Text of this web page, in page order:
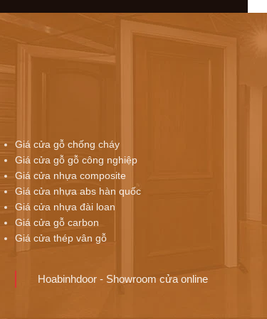
Giá cửa gỗ chống cháy
Giá cửa gỗ gỗ công nghiệp
Giá cửa nhựa composite
Giá cửa nhựa abs hàn quốc
Giá cửa nhựa đài loan
Giá cửa gỗ carbon
Giá cửa thép vân gỗ
Hoabinhdoor - Showroom cửa online